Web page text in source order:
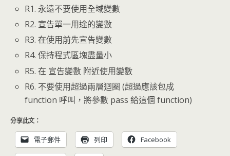
R1. 永遠不要使用全域變數
R2. 宣告單一用途的變數
R3. 在使用前先宣告變數
R4. 保持程式區塊盡量小
R5. 在 宣告變數 附近使用變數
R6. 不要使用超過兩層迴圈 (超過應該包成
function 呼叫，將參數 pass 給這個 function)
分享此文：
電子郵件 列印 Facebook